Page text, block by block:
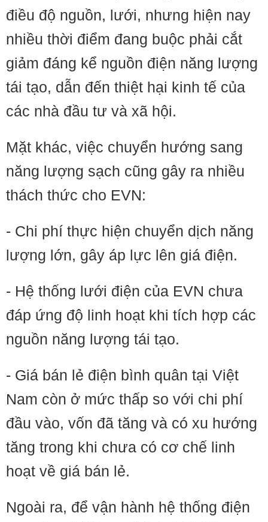
điều độ nguồn, lưới, nhưng hiện nay
nhiều thời điểm đang buộc phải cắt
giảm đáng kể nguồn điện năng lượng
tái tạo, dẫn đến thiệt hại kinh tế của
các nhà đầu tư và xã hội.
Mặt khác, việc chuyển hướng sang
năng lượng sạch cũng gây ra nhiều
thách thức cho EVN:
- Chi phí thực hiện chuyển dịch năng
lượng lớn, gây áp lực lên giá điện.
- Hệ thống lưới điện của EVN chưa
đáp ứng độ linh hoạt khi tích hợp các
nguồn năng lượng tái tạo.
- Giá bán lẻ điện bình quân tại Việt
Nam còn ở mức thấp so với chi phí
đầu vào, vốn đã tăng và có xu hướng
tăng trong khi chưa có cơ chế linh
hoạt về giá bán lẻ.
Ngoài ra, để vận hành hệ thống điện